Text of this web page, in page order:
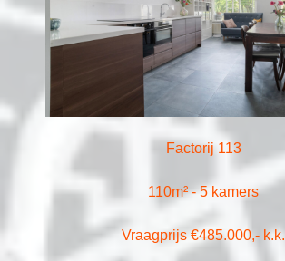
Factorij 113
110m² - 5 kamers
Vraagprijs €485.000,- k.k.